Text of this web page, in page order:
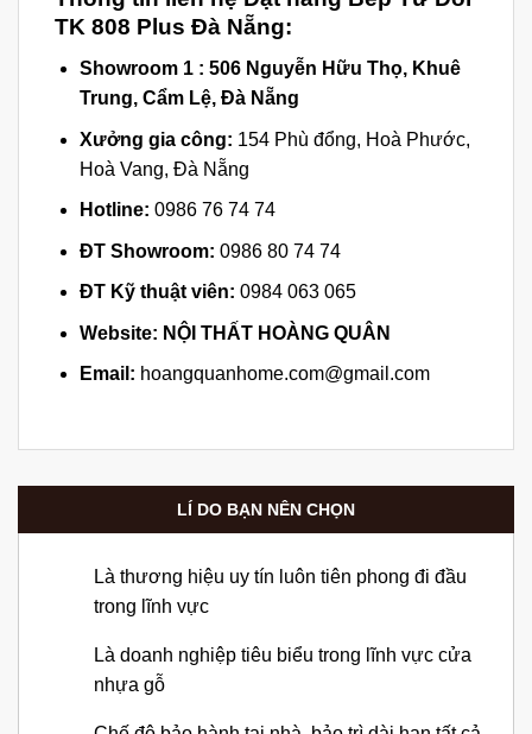
TK 808 Plus Đà Nẵng:
Showroom 1 : 506 Nguyễn Hữu Thọ, Khuê
Trung, Cẩm Lệ, Đà Nẵng
Xưởng gia công: 154 Phù đổng, Hoà Phước,
Hoà Vang, Đà Nẵng
Hotline: 0986 76 74 74
ĐT Showroom: 0986 80 74 74
ĐT Kỹ thuật viên: 0984 063 065
Website: NỘI THẤT HOÀNG QUÂN
Email: hoangquanhome.com@gmail.com
LÍ DO BẠN NÊN CHỌN
Là thương hiệu uy tín luôn tiên phong đi đầu
trong lĩnh vực
Là doanh nghiệp tiêu biểu trong lĩnh vực cửa
nhựa gỗ